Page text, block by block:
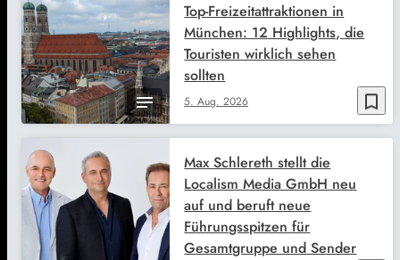
bookmark_border
5. Aug. 2026
Top-Freizeitattraktionen in
München: 12 Highlights, die
Touristen wirklich sehen
sollten
Max Schlereth stellt die
Localism Media GmbH neu
auf und beruft neue
Führungsspitzen für
Gesamtgruppe und Sender